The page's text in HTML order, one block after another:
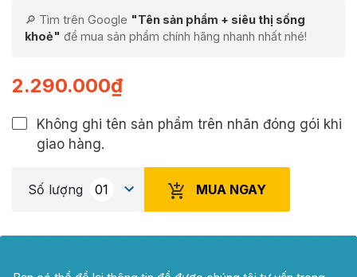
🔎 Tìm trên Google "Tên sản phẩm + siêu thị sống
khoẻ" để mua sản phẩm chính hãng nhanh nhất nhé!
2.290.000₫
Không ghi tên sản phẩm trên nhãn đóng gói khi
giao hàng.
Số lượng MUA NGAY